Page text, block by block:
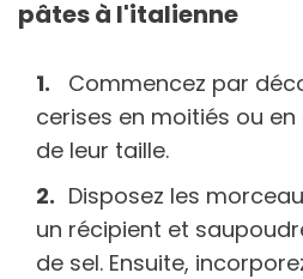
pâtes à l'italienne
Commencez par
cerises en moitiés ou
de leur taille.
Disposez les
un récipient et
de sel. Ensuite,